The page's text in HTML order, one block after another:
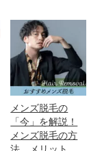
メンズ脱毛の
「今」を解説！
メンズ脱毛の方